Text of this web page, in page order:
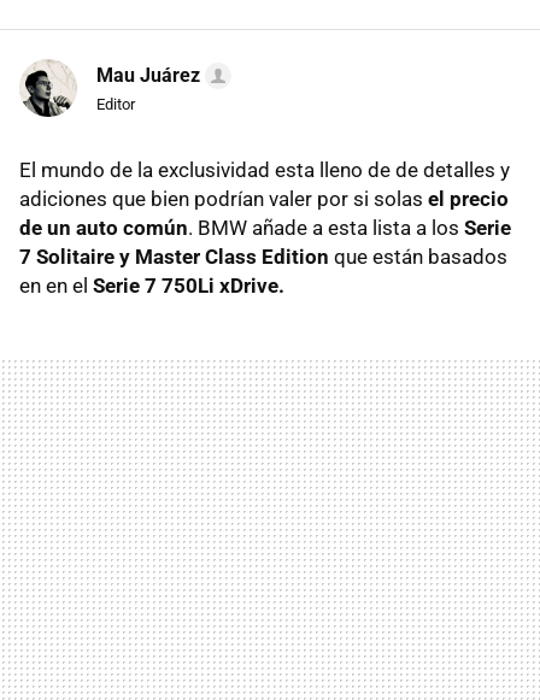
Mau Juárez
Editor
El mundo de la exclusividad esta lleno de de detalles y
adiciones que bien podrían valer por si solas el precio
de un auto común. BMW añade a esta lista a los Serie
7 Solitaire y Master Class Edition que están basados
en en el Serie 7 750Li xDrive.